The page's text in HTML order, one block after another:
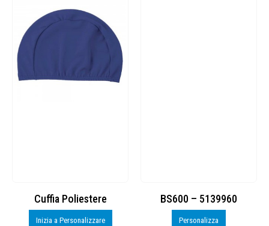
Cuffia Poliestere
Inizia a Personalizzare
BS600 – 5139960
Personalizza